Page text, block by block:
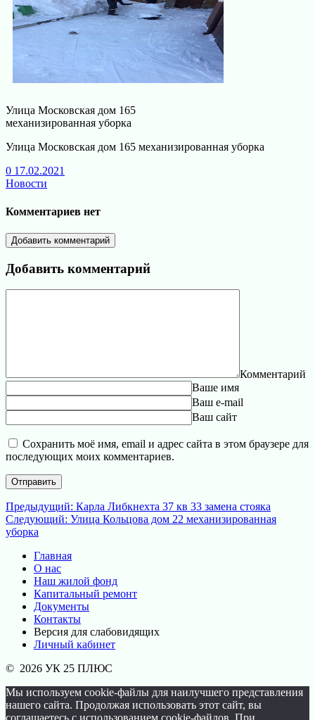
Улица Московская дом 165
механизированная уборка
Улица Московская дом 165 механизированная уборка
0 17.02.2021
Новости
Комментариев нет
Добавить комментарий
Добавить комментарий
Комментарий
Ваше имя
Ваш e-mail
Ваш сайт
Сохранить моё имя, email и адрес сайта в этом браузере для
последующих моих комментариев.
Навигация
по
записям
Предыдущий: Предыдущая
запись:
Карла Либкнехта 37 кв 33 замена стояка
Следующий: Следующая
Улица Кольцова дом 22 механизированная
уборка
Главная
О нас
Наш жилой фонд
Капитальный ремонт
Документы
Контакты
Версия для слабовидящих
Личный кабинет
© 2026 УК 25 ПЛЮС
Мы используем cookie-файлы для наилучшего представления
нашего сайта. Продолжая использовать этот сайт, вы